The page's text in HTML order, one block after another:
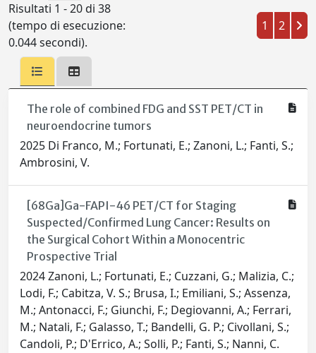
Risultati 1 - 20 di 38
(tempo di esecuzione:
0.044 secondi).
1 2
The role of combined FDG and SST PET/CT in
neuroendocrine tumors
2025 Di Franco, M.; Fortunati, E.; Zanoni, L.; Fanti, S.;
Ambrosini, V.
[68Ga]Ga-FAPI-46 PET/CT for Staging
Suspected/Confirmed Lung Cancer: Results on
the Surgical Cohort Within a Monocentric
Prospective Trial
2024 Zanoni, L.; Fortunati, E.; Cuzzani, G.; Malizia, C.;
Lodi, F.; Cabitza, V. S.; Brusa, I.; Emiliani, S.; Assenza,
M.; Antonacci, F.; Giunchi, F.; Degiovanni, A.; Ferrari,
M.; Natali, F.; Galasso, T.; Bandelli, G. P.; Civollani, S.;
Candoli, P.; D'Errico, A.; Solli, P.; Fanti, S.; Nanni, C.